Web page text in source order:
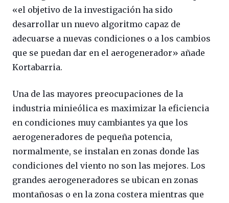
«el objetivo de la investigación ha sido
desarrollar un nuevo algoritmo capaz de
adecuarse a nuevas condiciones o a los cambios
que se puedan dar en el aerogenerador» añade
Kortabarria.
Una de las mayores preocupaciones de la
industria minieólica es maximizar la eficiencia
en condiciones muy cambiantes ya que los
aerogeneradores de pequeña potencia,
normalmente, se instalan en zonas donde las
condiciones del viento no son las mejores. Los
grandes aerogeneradores se ubican en zonas
montañosas o en la zona costera mientras que